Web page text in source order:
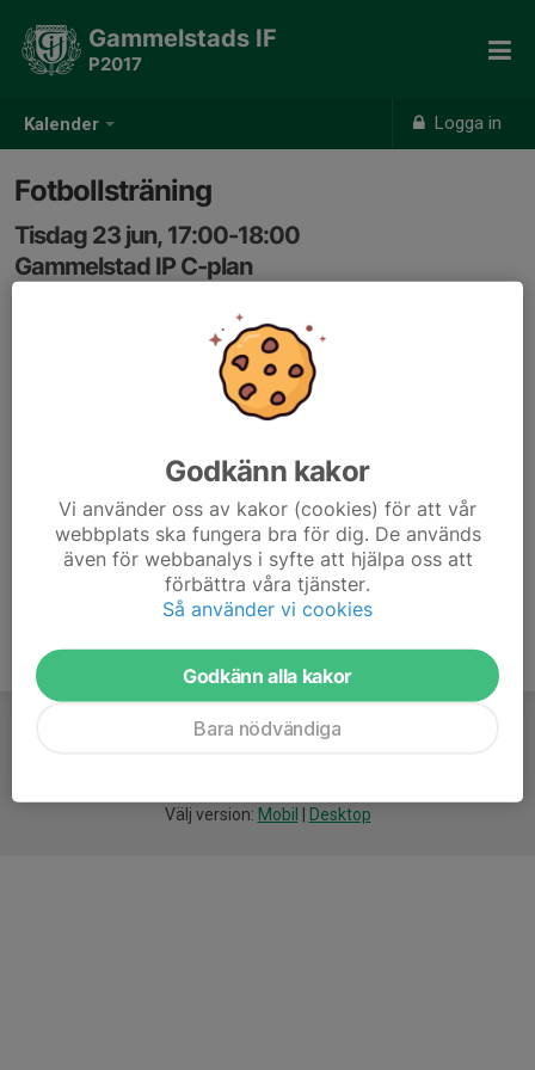
Kalender Logga in
Gammelstads IF
P2017
Fotbollsträning
Tisdag 23 jun, 17:00-18:00
Gammelstad IP C-plan
Samling: 16:50, Gammelstads IP
Välj version: Mobil Desktop
Godkänn kakor
Vi använder oss av kakor (cookies) för att vår
webbplats ska fungera bra för dig. De används
även för webbanalys i syfte att hjälpa oss att
förbättra våra tjänster.
Så använder vi cookies
Godkänn alla kakor
Bara nödvändiga